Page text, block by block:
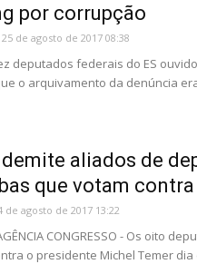
por corrupção
25 de agosto de 2017 08:38
deputados federais do ES
o arquivamento da denúncia
aliados de
que votam
de agosto de 2017 13:22
CONGRESSO - Os oito
o presidente Michel Temer